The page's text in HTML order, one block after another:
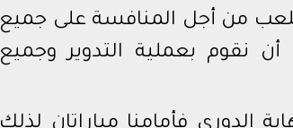
نلعب من أجل المنافسة على جميع
نقوم بعملية التدوير وجميع